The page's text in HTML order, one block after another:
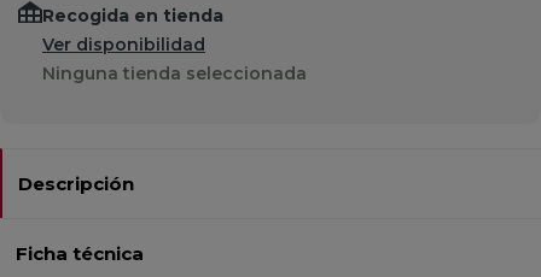
Recogida en tienda
Ver disponibilidad
Ninguna tienda seleccionada
Descripción
Ficha técnica